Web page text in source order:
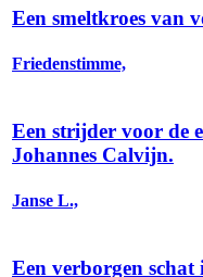
Een smeltkroes van
Friedenstimme,
Een strijder voor de
Johannes Calvijn.
Janse L.,
Een verborgen schat